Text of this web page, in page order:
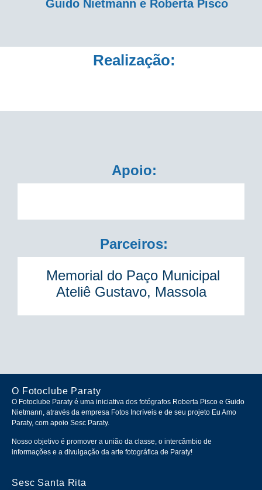
Guido Nietmann e Roberta Pisco
Realização:
Apoio:
Parceiros:
Memorial do Paço Municipal
Ateliê Gustavo, Massola
O Fotoclube Paraty
O Fotoclube Paraty é uma iniciativa dos fotógrafos Roberta Pisco e Guido
Nietmann, através da empresa Fotos Incríveis e de seu projeto Eu Amo
Paraty, com apoio Sesc Paraty.
Nosso objetivo é promover a união da classe, o intercâmbio de
informações e a divulgação da arte fotográfica de Paraty!
Sesc Santa Rita